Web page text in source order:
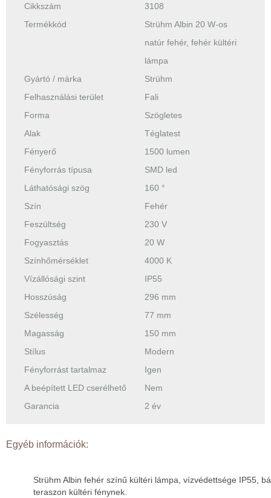
Cikkszám
3108
Termékkód
Strühm Albin 20 W-os
natúr fehér, fehér kültéri
lámpa
Gyártó / márka
Strühm
Felhasználási terület
Fali
Forma
Szögletes
Alak
Téglatest
Fényerő
1500 lumen
Fényforrás típusa
SMD led
Láthatósági szög
160 °
Szín
Fehér
Feszültség
230 V
Fogyasztás
20 W
Színhőmérséklet
4000 K
Vízállósági szint
IP55
Hosszúság
296 mm
Szélesség
77 mm
Magasság
150 mm
Stílus
Modern
Fényforrást tartalmaz
Igen
A beépített LED cserélhető
Nem
Garancia
2 év
Egyéb információk:
Strühm Albin fehér színű kültéri lámpa, vízvédettsége IP55,
teraszon kültéri fénynek.